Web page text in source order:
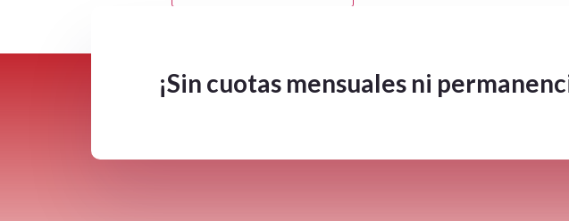
¡Sin cuotas mensuales ni